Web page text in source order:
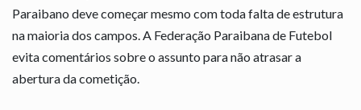
Paraibano deve começar mesmo com toda falta de estrutura
na maioria dos campos. A Federação Paraibana de Futebol
evita comentários sobre o assunto para não atrasar a
abertura da cometição.